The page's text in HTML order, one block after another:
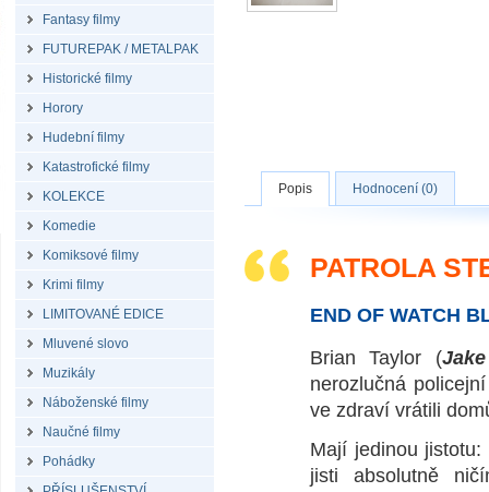
Fantasy filmy
FUTUREPAK / METALPAK
Historické filmy
Horory
Hudební filmy
Katastrofické filmy
KOLEKCE
Komedie
Komiksové filmy
Krimi filmy
LIMITOVANÉ EDICE
Mluvené slovo
Muzikály
Náboženské filmy
Naučné filmy
Pohádky
Popis Hodnocení (0)
PATROLA
END OF WATCH
Brian Taylor (
nerozlučná
ve zdraví vrátili
Mají jedinou
jisti absolutně